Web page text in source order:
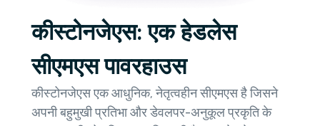
कीस्टोनजेएस: एक हेडलेस
सीएमएस पावरहाउस
कीस्टोनजेएस एक आधुनिक, नेतृत्वहीन सीएमएस है जिसने
अपनी बहुमुखी प्रतिभा और डेवलपर-अनुकूल प्रकृति के